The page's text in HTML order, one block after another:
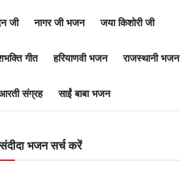
जी नागर जी भजन जया किशोरी जी
गीत हरियाणवी भजन राजस्थानी भजन
संग्रह साईं बाबा भजन
भजन सर्च करें